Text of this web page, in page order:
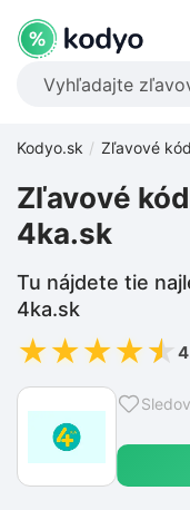
Kodyo.sk Zľavové
Zľavové
4ka.sk
Tu nájdete tie
4ka.sk
★★★★★